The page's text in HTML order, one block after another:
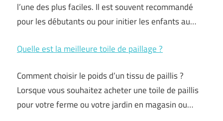
l’une des plus faciles. Il est souvent recommandé
pour les débutants ou pour initier les enfants au…
Quelle est la meilleure toile de paillage ?
Comment choisir le poids d’un tissu de paillis ?
Lorsque vous souhaitez acheter une toile de paillis
pour votre ferme ou votre jardin en magasin ou…